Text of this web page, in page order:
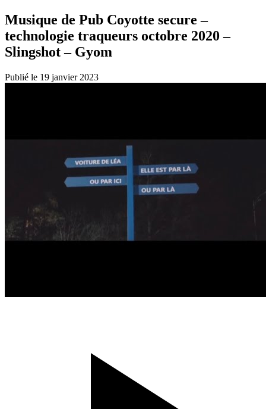
Musique de Pub Coyotte secure –
technologie traqueurs octobre 2020 –
Slingshot – Gyom
Publié le 19 janvier 2023